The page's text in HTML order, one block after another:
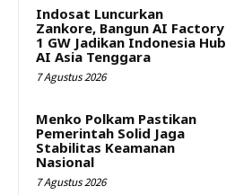
Indosat Luncurkan
Zankore, Bangun AI Factory
1 GW Jadikan Indonesia Hub
AI Asia Tenggara
7 Agustus 2026
Menko Polkam Pastikan
Pemerintah Solid Jaga
Stabilitas Keamanan
Nasional
7 Agustus 2026